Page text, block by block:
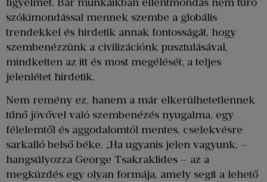
szókimondással mennek szembe a globális
trendekkel és hirdetik annak fontosságát, hogy
szembenézzünk a civilizációnk pusztulásával,
mindketten az itt és most megélését, a teljes
jelenlétet hirdetik.
Nem remény ez, hanem a már elkerülhetetlennek
tűnő jövővel való szembenézés nyugalma, egy
félelemtől és aggodalomtól mentes, cselekvésre
sarkalló belső béke. „Ha ugyanis jelen vagyunk, –
hangsúlyozza George Tsakraklides – az a
megküzdés egy olyan formája, amely segít a lehető